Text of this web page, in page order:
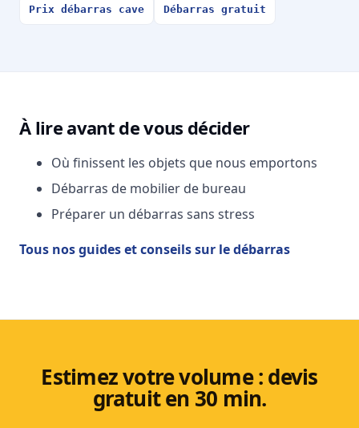
Prix débarras cave Débarras gratuit
À lire avant de vous décider
Où finissent les objets que nous emportons
Débarras de mobilier de bureau
Préparer un débarras sans stress
Tous nos guides et conseils sur le débarras
Estimez votre volume : devis
gratuit en 30 min.